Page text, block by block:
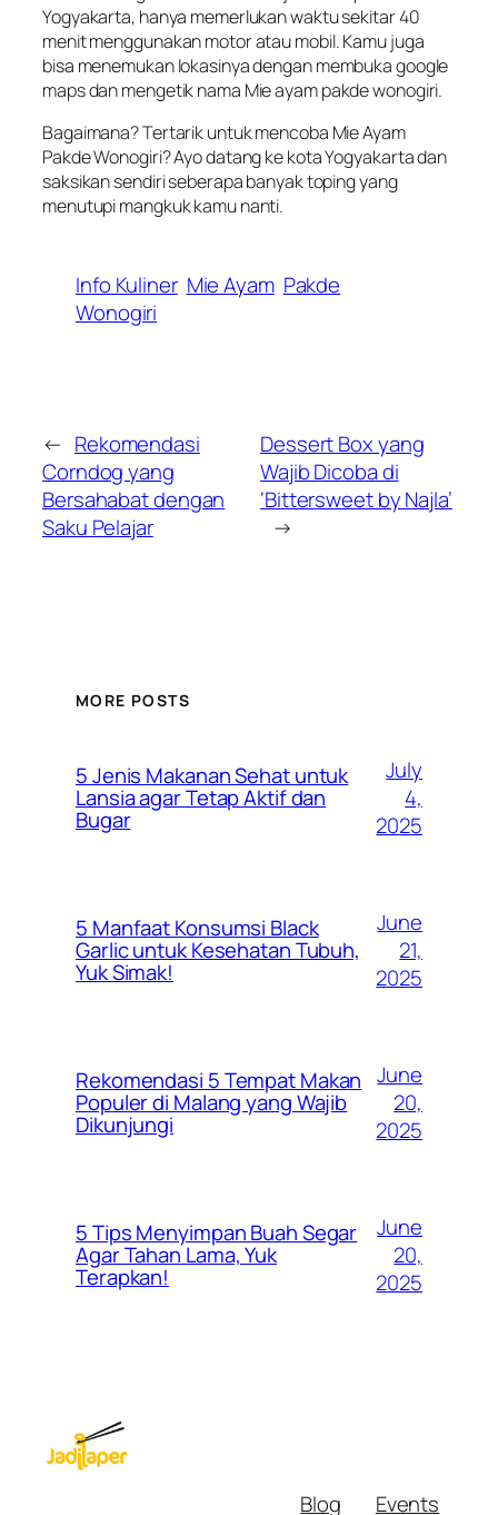
Yogyakarta, hanya memerlukan waktu sekitar 40
menit menggunakan motor atau mobil. Kamu juga
bisa menemukan lokasinya dengan membuka google
maps dan mengetik nama Mie ayam pakde wonogiri.
Bagaimana? Tertarik untuk mencoba Mie Ayam
Pakde Wonogiri? Ayo datang ke kota Yogyakarta dan
saksikan sendiri seberapa banyak toping yang
menutupi mangkuk kamu nanti.
Info Kuliner Mie Ayam Pakde
Wonogiri
← Rekomendasi
Corndog yang
Bersahabat dengan
Saku Pelajar
Dessert Box yang
Wajib Dicoba di
‘Bittersweet by Najla’
→
MORE POSTS
5 Jenis Makanan Sehat untuk
Lansia agar Tetap Aktif dan
Bugar
July
4,
2025
5 Manfaat Konsumsi Black
Garlic untuk Kesehatan Tubuh,
Yuk Simak!
June
21,
2025
Rekomendasi 5 Tempat Makan
Populer di Malang yang Wajib
Dikunjungi
June
20,
2025
5 Tips Menyimpan Buah Segar
Agar Tahan Lama, Yuk
Terapkan!
June
20,
2025
Blog Events